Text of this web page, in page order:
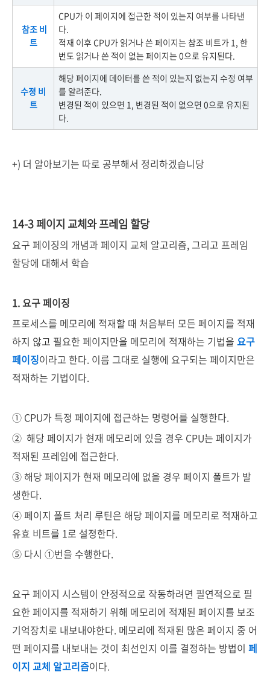
참조 비
트
CPU가 이 페이지에 접근한 적이 있는지 여부를 나타낸
다.
적재 이후 CPU가 읽거나 쓴 페이지는 참조 비트가 1, 한
번도 읽거나 쓴 적이 없는 페이지는 0으로 유지된다.
수정 비
트
해당 페이지에 데이터를 쓴 적이 있는지 없는지 수정 여부
를 알려준다.
변경된 적이 있으면 1, 변경된 적이 없으면 0으로 유지된
다.
+) 더 알아보기는 따로 공부해서 정리하겠습니당
14-3 페이지 교체와 프레임 할당
요구 페이징의 개념과 페이지 교체 알고리즘, 그리고 프레임
할당에 대해서 학습
1. 요구 페이징
프로세스를 메모리에 적재할 때 처음부터 모든 페이지를 적재
하지 않고 필요한 페이지만을 메모리에 적재하는 기법을 요구
페이징이라고 한다. 이름 그대로 실행에 요구되는 페이지만은
적재하는 기법이다.
① CPU가 특정 페이지에 접근하는 명령어를 실행한다.
② 해당 페이지가 현재 메모리에 있을 경우 CPU는 페이지가
적재된 프레임에 접근한다.
③ 해당 페이지가 현재 메모리에 없을 경우 페이지 폴트가 발
생한다.
④ 페이지 폴트 처리 루틴은 해당 페이지를 메모리로 적재하고
유효 비트를 1로 설정한다.
⑤ 다시 ①번을 수행한다.
요구 페이지 시스템이 안정적으로 작동하려면 필연적으로 필
요한 페이지를 적재하기 위해 메모리에 적재된 페이지를 보조
기억장치로 내보내야한다. 메모리에 적재된 많은 페이지 중 어
떤 페이지를 내보내는 것이 최선인지 이를 결정하는 방법이 페
이지 교체 알고리즘이다.